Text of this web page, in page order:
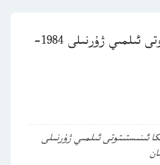
قەشقەر پىداگوگىكا ئىنىستىتوتى ئىلمىي ژۇرنىلى 1984-
ئىنىستىتوتى ئىلمىي ژۇرنىلى